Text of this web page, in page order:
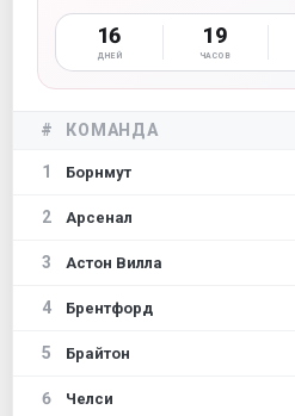
16
ДНЕЙ
19
ЧАСОВ
# КОМАНДА
1 Борнмут
2 Арсенал
3 Астон Вилла
4 Брентфорд
5 Брайтон
6 Челси